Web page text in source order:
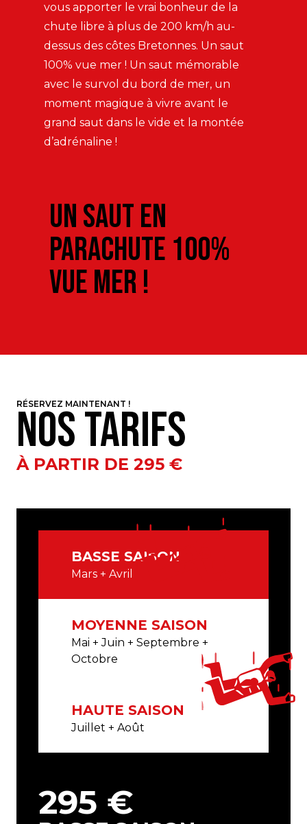
vous apporter le vrai bonheur de la
chute libre à plus de 200 km/h au-
dessus des côtes Bretonnes. Un saut
100% vue mer ! Un saut mémorable
avec le survol du bord de mer, un
moment magique à vivre avant le
grand saut dans le vide et la montée
d’adrénaline !
Unsauten
parachute 100%
vuemer!
RÉSERVEZ MAINTENANT !
Nostarifs
À PARTIR DE 295 €
BASSE SAISON
Mars + Avril
MOYENNE SAISON
Mai + Juin + Septembre +
Octobre
HAUTE SAISON
Juillet + Août
295 €